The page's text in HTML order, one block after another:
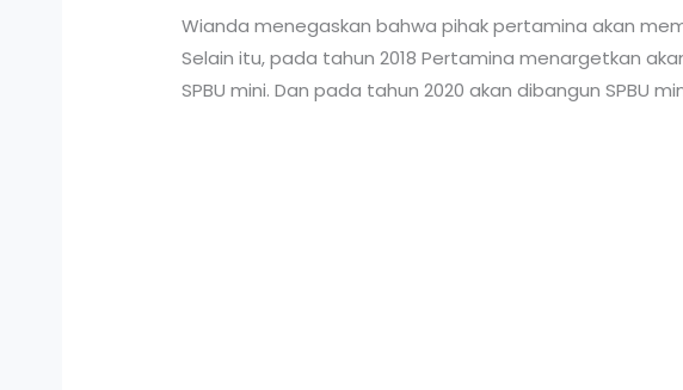
Wianda menegaskan bahwa pihak pertamina akan
Selain itu, pada tahun 2018 Pertamina menargetkan
SPBU mini. Dan pada tahun 2020 akan dibangun SPBU